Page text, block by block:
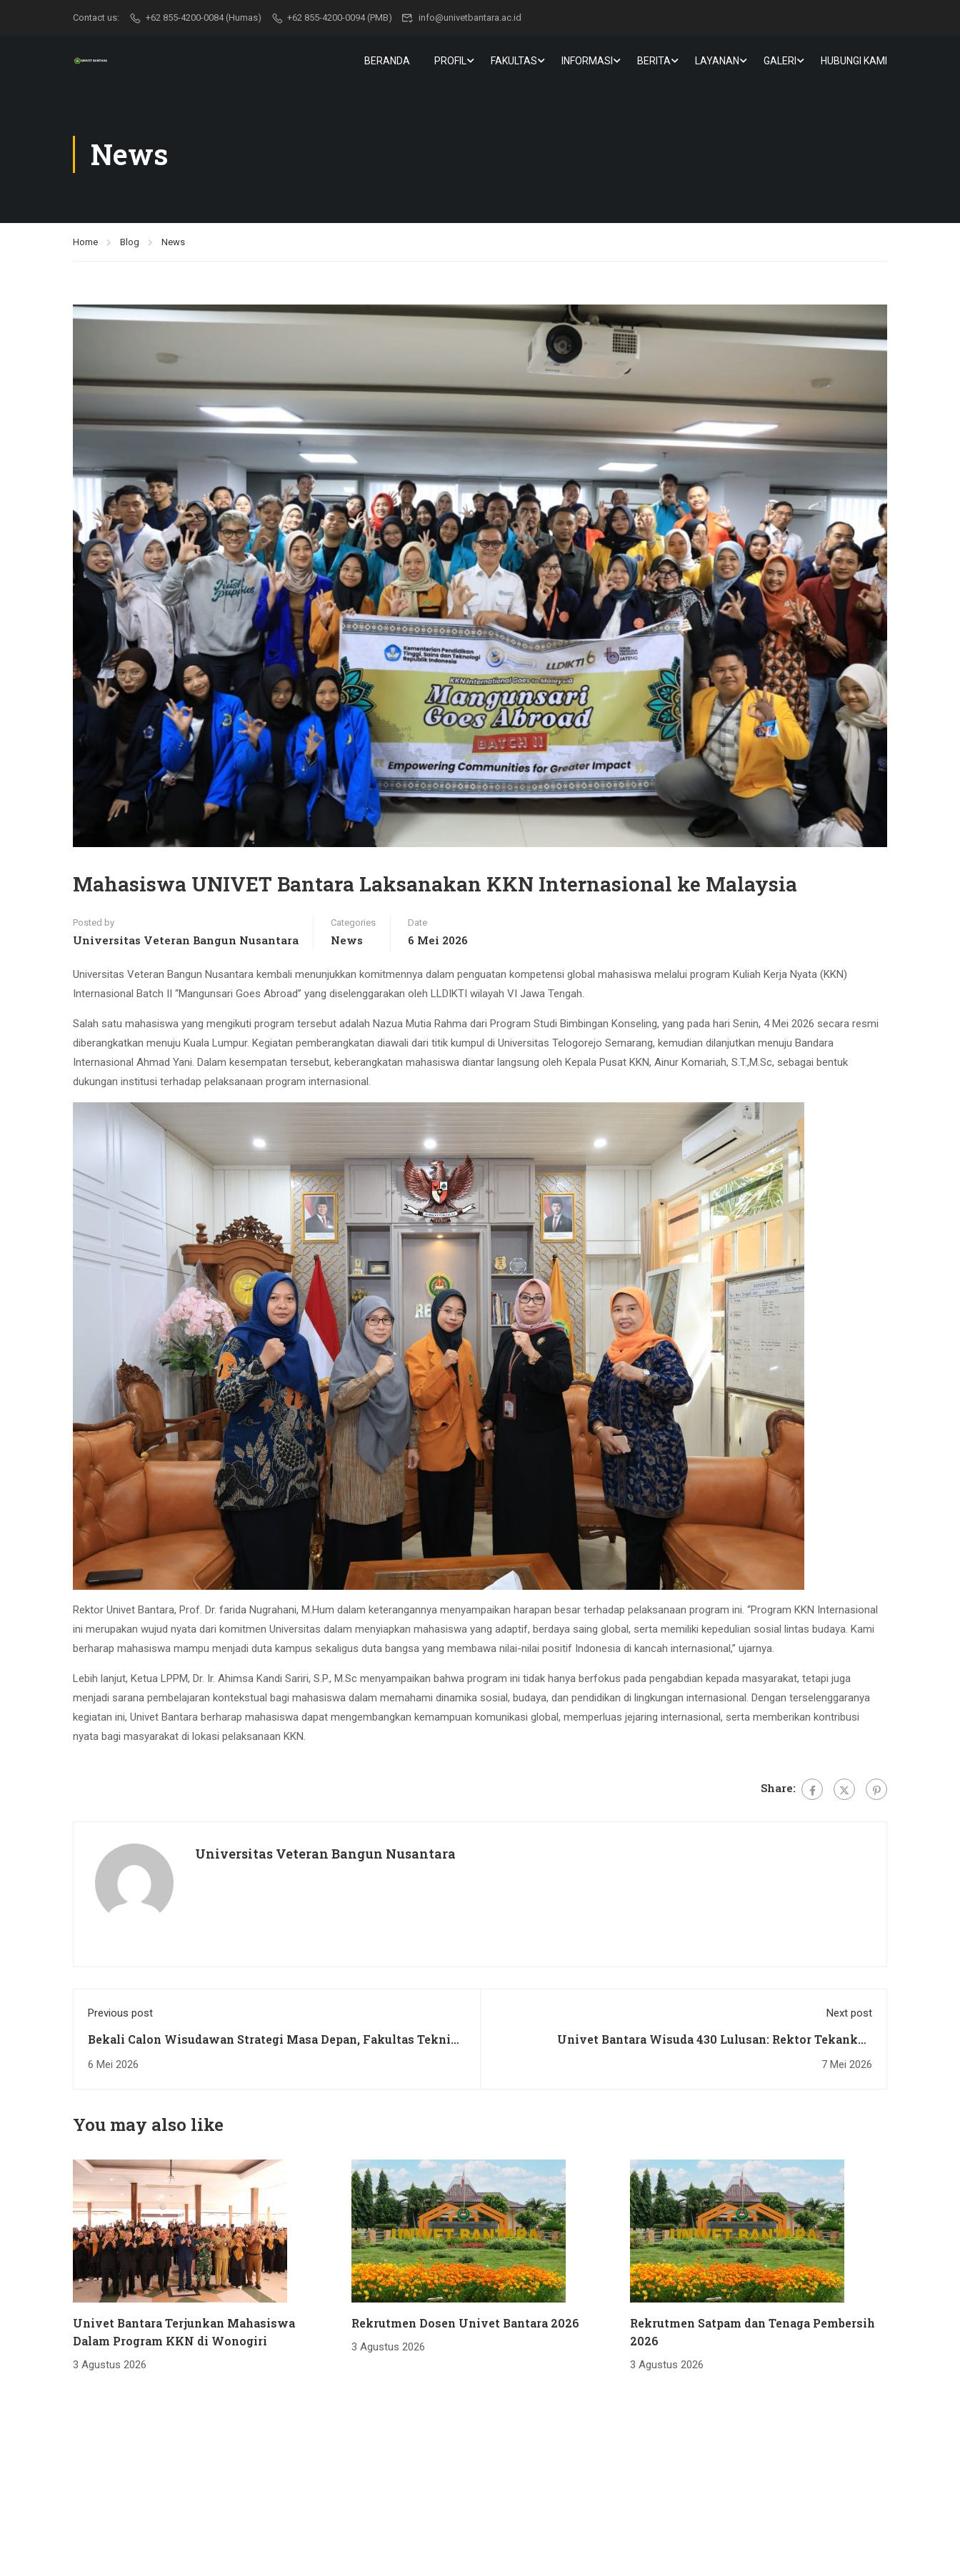
Contact us: +62 855-4200-0084 (Humas) +62 855-4200-0094 (PMB) info@univetbantara.ac.id
BERANDA PROFIL FAKULTAS INFORMASI BERITA LAYANAN GALERI HUBUNGI KAMI
News
Home Blog News
Mahasiswa UNIVET Bantara Laksanakan KKN Internasional ke Malaysia
Posted by
Universitas Veteran Bangun Nusantara
Categories
News
Date
6 Mei 2026
Universitas Veteran Bangun Nusantara kembali menunjukkan komitmennya dalam penguatan kompetensi global mahasiswa melalui program Kuliah Kerja Nyata (KKN)
Internasional Batch II “Mangunsari Goes Abroad” yang diselenggarakan oleh LLDIKTI wilayah VI Jawa Tengah.
Salah satu mahasiswa yang mengikuti program tersebut adalah Nazua Mutia Rahma dari Program Studi Bimbingan Konseling, yang pada hari Senin, 4 Mei 2026 secara resmi
diberangkatkan menuju Kuala Lumpur. Kegiatan pemberangkatan diawali dari titik kumpul di Universitas Telogorejo Semarang, kemudian dilanjutkan menuju Bandara
Internasional Ahmad Yani. Dalam kesempatan tersebut, keberangkatan mahasiswa diantar langsung oleh Kepala Pusat KKN, Ainur Komariah, S.T.,M.Sc, sebagai bentuk
dukungan institusi terhadap pelaksanaan program internasional.
Rektor Univet Bantara, Prof. Dr. farida Nugrahani, M.Hum dalam keterangannya menyampaikan harapan besar terhadap pelaksanaan program ini. “Program KKN Internasional
ini merupakan wujud nyata dari komitmen Universitas dalam menyiapkan mahasiswa yang adaptif, berdaya saing global, serta memiliki kepedulian sosial lintas budaya. Kami
berharap mahasiswa mampu menjadi duta kampus sekaligus duta bangsa yang membawa nilai-nilai positif Indonesia di kancah internasional,” ujarnya.
Lebih lanjut, Ketua LPPM, Dr. Ir. Ahimsa Kandi Sariri, S.P., M.Sc menyampaikan bahwa program ini tidak hanya berfokus pada pengabdian kepada masyarakat, tetapi juga
menjadi sarana pembelajaran kontekstual bagi mahasiswa dalam memahami dinamika sosial, budaya, dan pendidikan di lingkungan internasional. Dengan terselenggaranya
kegiatan ini, Univet Bantara berharap mahasiswa dapat mengembangkan kemampuan komunikasi global, memperluas jejaring internasional, serta memberikan kontribusi
nyata bagi masyarakat di lokasi pelaksanaan KKN.
Share:
Universitas Veteran Bangun Nusantara
Previous post
Bekali Calon Wisudawan Strategi Masa Depan, Fakultas Teknik
Univet Bantara Gelar Yudisium Periode Mei 2026
6 Mei 2026
Next post
Univet Bantara Wisuda 430 Lulusan: Rektor Tekankan
Ketangguhan dan Mahasiswa Terbaik Ajak Kenang Jasa Orang
7 Mei 2026
You may also like
Univet Bantara Terjunkan Mahasiswa
Dalam Program KKN di Wonogiri
3 Agustus 2026
Rekrutmen Dosen Univet Bantara 2026
3 Agustus 2026
Rekrutmen Satpam dan Tenaga Pembersih
2026
3 Agustus 2026